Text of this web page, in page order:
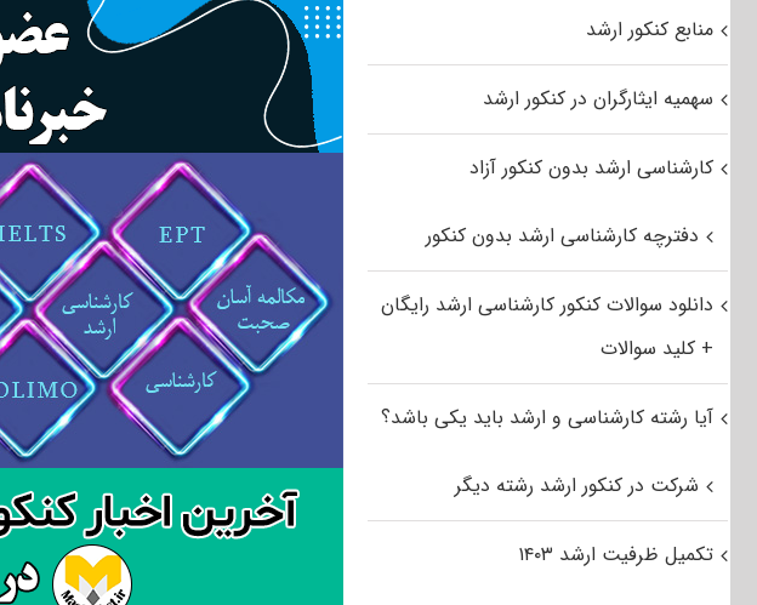
منابع کنکور ارشد
سهمیه ایثارگران در کنکور ارشد
کارشناسی ارشد بدون کنکور آزاد
دفترچه کارشناسی ارشد بدون کنکور
دانلود سوالات کنکور کارشناسی ارشد رایگان
+ کلید سوالات
آیا رشته کارشناسی و ارشد باید یکی باشد؟
شرکت در کنکور ارشد رشته دیگر
تکمیل ظرفیت ارشد ۱۴۰۳